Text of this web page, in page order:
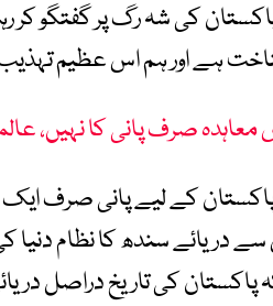
کی شہ رگ پر گفتگو کر
ہے اور ہم اس عظیم
صرف پانی کا نہیں،
پاکستان کے لیے پانی صرف
دریائے سندھ کا نظام
پاکستان کی تاریخ دراصل